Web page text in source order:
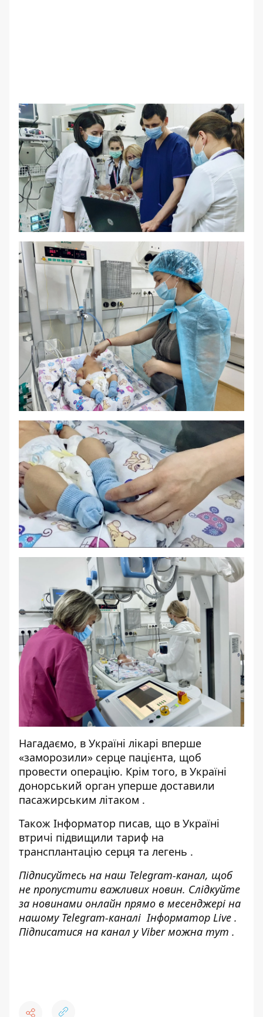
Нагадаємо, в Україні лікарі вперше
«заморозили» серце пацієнта, щоб
провести операцію. Крім того, в Україні
донорський орган уперше доставили
пасажирським літаком .
Також Інформатор писав, що в Україні
втричі підвищили тариф на
трансплантацію серця та легень .
Підписуйтесь на наш Telegram-канал, щоб
не пропустити важливих новин. Слідкуйте
за новинами онлайн прямо в месенджері на
нашому Telegram-каналі Інформатор Live .
Підписатися на канал у Viber можна тут .